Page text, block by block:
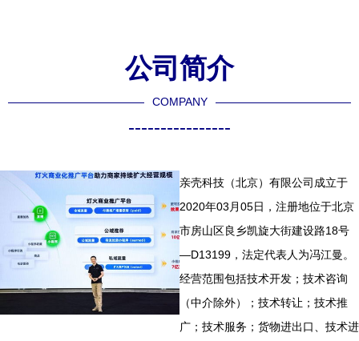
公司简介
COMPANY
----------------
亲壳科技（北京）有限公司成立于
2020年03月05日，注册地位于北京
市房山区良乡凯旋大街建设路18号
—D13199，法定代表人为冯江曼。
经营范围包括技术开发；技术咨询
（中介除外）；技术转让；技术推
广；技术服务；货物进出口、技术进